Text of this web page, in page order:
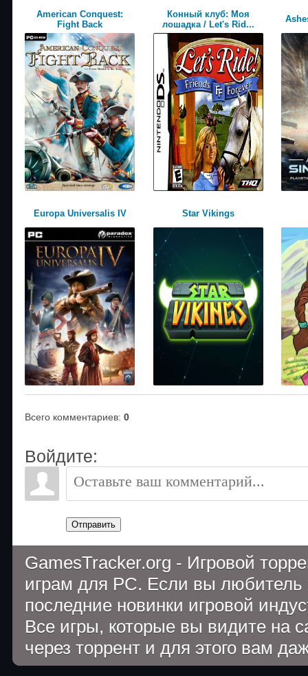
American Conquest:
Fight Back
Конный клуб: Моя
лошадка / Let's Rid...
Europa Universalis IV Star Vikings
Всего комментариев: 0
Войдите:
Отправить
GamesTracker.org - Игровой
играм для PC. Если вы
последние новинки игровой
Все игры, которые вы видите на
через торрент и для этого вам